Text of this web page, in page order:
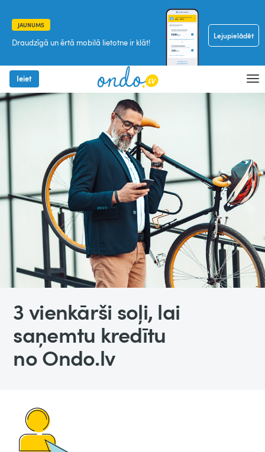
JAUNUMS
Draudzīgā un ērtā mobilā lietotne ir klāt!
Lejupielādēt
Ieiet
3 vienkārši soļi, lai
saņemtu kredītu
no Ondo.lv